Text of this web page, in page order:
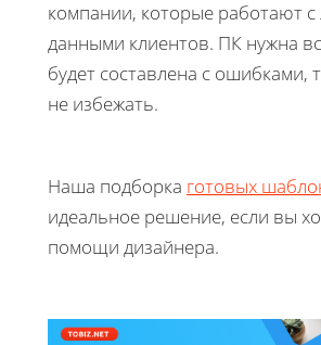
компании, которые работают
данными клиентов. ПК нужна
будет составлена с ошибками,
не избежать.
Наша подборка готовых
идеальное решение, если вы
помощи дизайнера.